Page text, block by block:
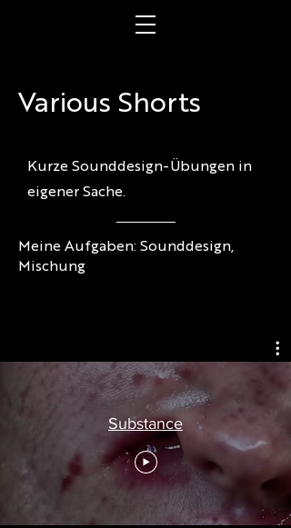
Various Shorts
Kurze Sounddesign-Übungen in
eigener Sache.
Meine Aufgaben: Sounddesign,
Mischung
Substance